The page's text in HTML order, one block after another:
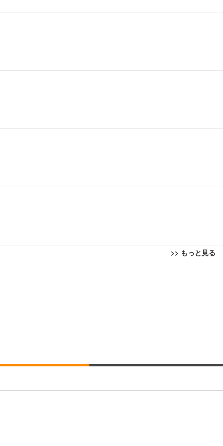
>> もっと見る
面昇降 強化ナイロン樹脂ベース 通気性メッシュ 在宅ワーク H-WY01
跳ね上げ式アームレスト 3Dヘッドレスト ハンガー付き 高反発クッ